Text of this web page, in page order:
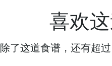
喜欢
除了这道食谱，还有超